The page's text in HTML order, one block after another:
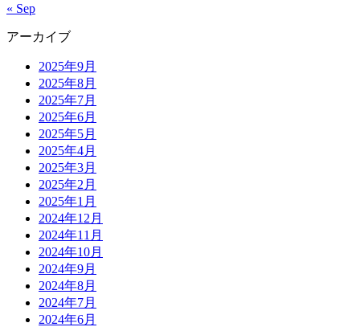
« Sep
アーカイブ
2025年9月
2025年8月
2025年7月
2025年6月
2025年5月
2025年4月
2025年3月
2025年2月
2025年1月
2024年12月
2024年11月
2024年10月
2024年9月
2024年8月
2024年7月
2024年6月